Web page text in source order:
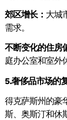
郊区增长： 大城
需求。
不断变化的住房
庭办公室和室外
5.奢侈品市场的
得克萨斯州的豪
斯、奥斯汀和休